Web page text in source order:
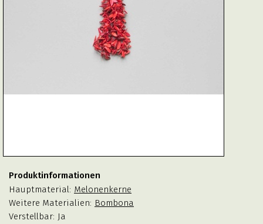
Produktinformationen
Hauptmaterial: Melonenkerne
Weitere Materialien: Bombona
Verstellbar: Ja